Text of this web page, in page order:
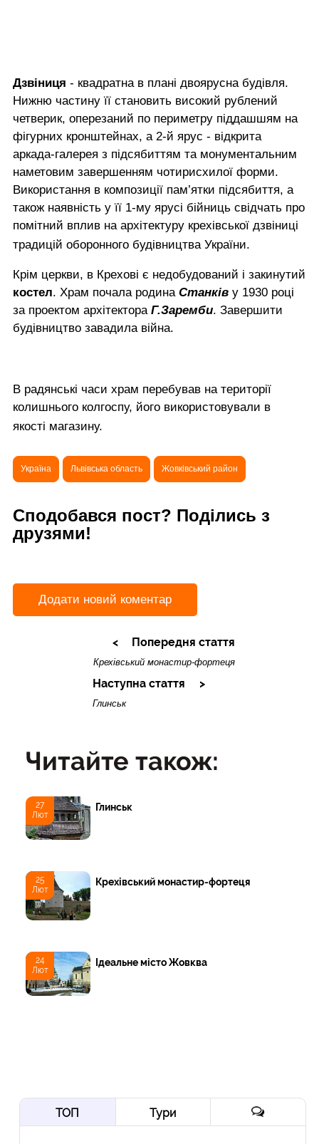
Дзвіниця - квадратна в плані двоярусна будівля.
Нижню частину її становить високий рублений
четверик, оперезаний по периметру піддашшям на
фігурних кронштейнах, а 2-й ярус - відкрита
аркада-галерея з підсябиттям та монументальним
наметовим завершенням чотирисхилої форми.
Використання в композиції пам’ятки підсябиття, а
також наявність у її 1-му ярусі бійниць свідчать про
помітний вплив на архітектуру крехівської дзвіниці
традицій оборонного будівництва України.
Крім церкви, в Крехові є недобудований і закинутий
костел. Храм почала родина Станків у 1930 році
за проектом архітектора Г.Заремби. Завершити
будівництво завадила війна.
В радянські часи храм перебував на території
колишнього колгоспу, його використовували в
якості магазину.
Україна Львівська область Жовківський район
Сподобався пост? Поділись з
друзями!
Додати новий коментар
Попередня стаття
Крехівський монастир-фортеця
Наступна стаття
Глинськ
Читайте також:
27
Лют
Глинськ
25
Лют
Крехівський монастир-фортеця
24
Лют
Ідеальне місто Жовква
ТОП Тури